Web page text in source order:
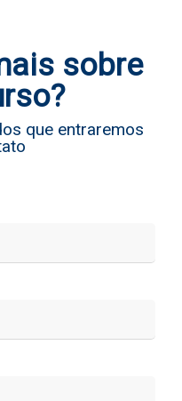
sobre
que entraremos